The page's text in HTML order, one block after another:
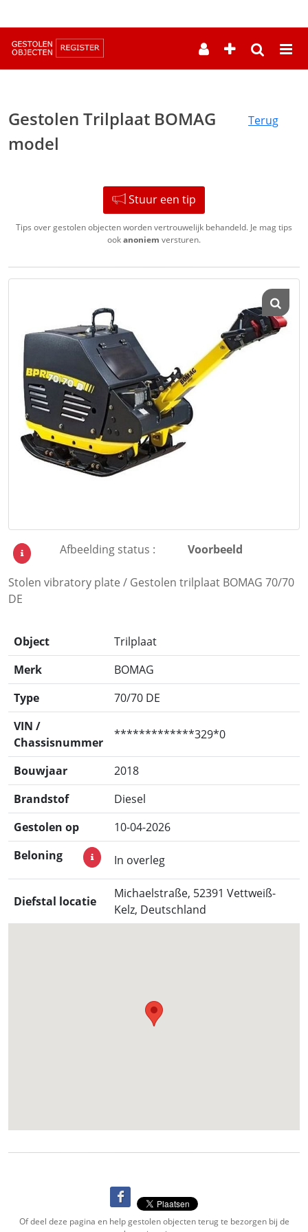
Gestolen Trilplaat BOMAG
model
Terug
Stuur een tip
Tips over gestolen objecten worden vertrouwelijk behandeld. Je mag tips
ookanoniem versturen.
Afbeelding status : Voorbeeld
Stolen vibratory plate / Gestolen trilplaat BOMAG 70/70
DE
Object
Trilplaat
Merk
BOMAG
Type
70/70 DE
VIN /
Chassisnummer
*************329*0
Bouwjaar
2018
Brandstof
Diesel
Gestolen op
10-04-2026
Beloning
In overleg
Diefstal locatie
Michaelstraße, 52391 Vettweiß-
Kelz, Deutschland
Of deel deze pagina en help gestolen objecten terug te bezorgen bij de